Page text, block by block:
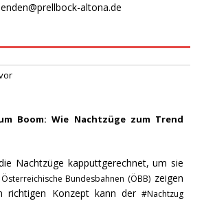
altona.de
Boom: Wie Nachtzüge zum Trend
Nachtzüge kapputtgerechnet, um sie
Österreichische Bundesbahnen (ÖBB) zeigen
richtigen Konzept kann der #Nachtzug